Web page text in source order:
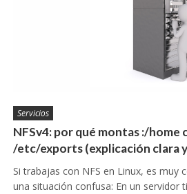
Servicios
NFSv4: por qué montas :/home
/etc/exports (explicación clara
Si trabajas con NFS en Linux, es muy
una situación confusa: En un servidor